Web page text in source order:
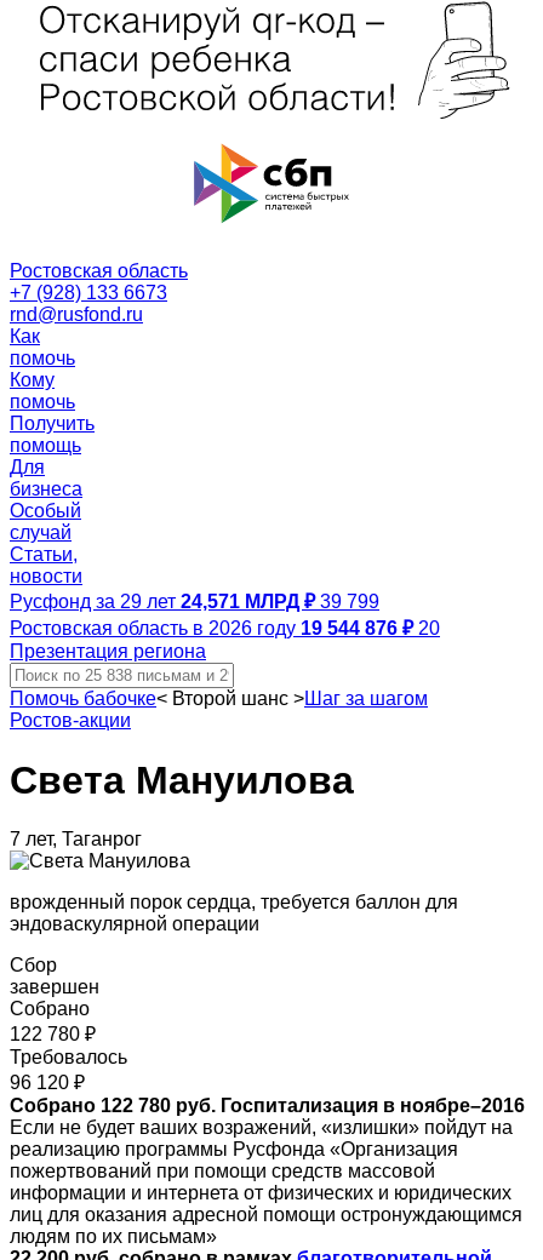
Ростовская область
+7 (928) 133 6673
rnd@rusfond.ru
Как
помочь
Кому
помочь
Получить
помощь
Для
бизнеса
Особый
случай
Статьи,
новости
Русфонд за 29 лет 24,571 МЛРД ₽ 39 799
Ростовская область в 2026 году 19 544 876 ₽ 20
Презентация региона
Помочь бабочке< Второй шанс >Шаг за шагом
Ростов-акции
Света Мануилова
7 лет, Таганрог
врожденный порок сердца, требуется баллон для
эндоваскулярной операции
Сбор
завершен
Собрано
122 780 ₽
Требовалось
96 120 ₽
Собрано 122 780 руб. Госпитализация в ноябре–2016
Если не будет ваших возражений, «излишки» пойдут на
реализацию программы Русфонда «Организация
пожертвований при помощи средств массовой
информации и интернета от физических и юридических
лиц для оказания адресной помощи остронуждающимся
людям по их письмам»